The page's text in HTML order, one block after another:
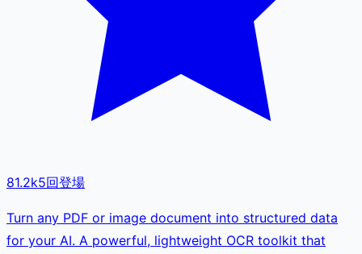
81.2k5回登場
Turn any PDF or image document into structured data
for your AI. A powerful, lightweight OCR toolkit that